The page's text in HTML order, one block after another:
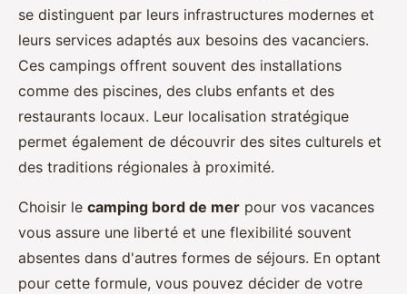
se distinguent par leurs infrastructures modernes et
leurs services adaptés aux besoins des vacanciers.
Ces campings offrent souvent des installations
comme des piscines, des clubs enfants et des
restaurants locaux. Leur localisation stratégique
permet également de découvrir des sites culturels et
des traditions régionales à proximité.
Choisir le camping bord de mer pour vos vacances
vous assure une liberté et une flexibilité souvent
absentes dans d'autres formes de séjours. En optant
pour cette formule, vous pouvez décider de votre